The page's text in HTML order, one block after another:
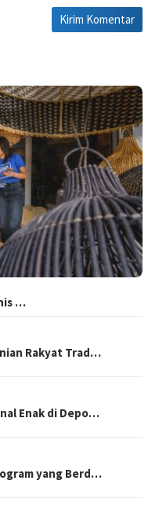
…
Rakyat Trad…
Enak di Depo…
yang Berd…